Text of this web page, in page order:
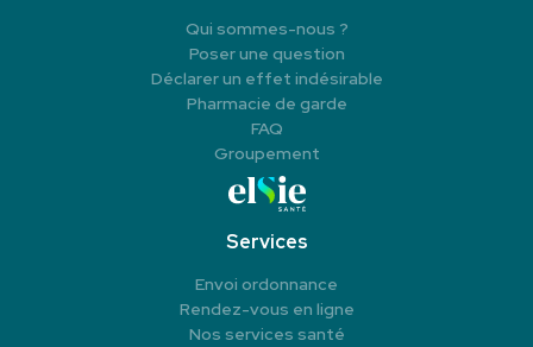
Qui sommes-nous ?
Poser une question
Déclarer un effet indésirable
Pharmacie de garde
FAQ
Groupement
Services
Envoi ordonnance
Rendez-vous en ligne
Nos services santé